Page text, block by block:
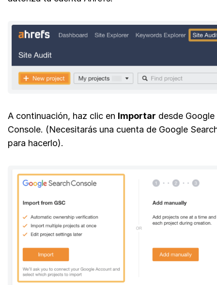
A continuación, haz clic en Importar desde Google
Console. (Necesitarás una cuenta de Google
para hacerlo).